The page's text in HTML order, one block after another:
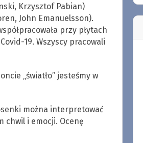
Krzysztof Pabian)
John Emanuelsson).
przy płytach
19. Wszyscy pracowali
„światło” jesteśmy w
można interpretować
chwil i emocji. Ocenę